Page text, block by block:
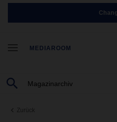
MEDIAROOM
Zurück